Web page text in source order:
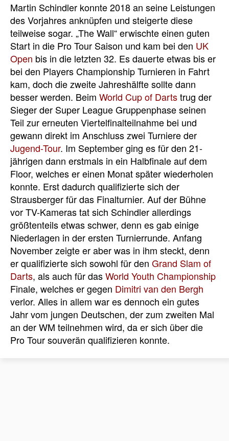
Martin Schindler konnte 2018 an seine Leistungen
des Vorjahres anknüpfen und steigerte diese
teilweise sogar. „The Wall“ erwischte einen guten
Start in die Pro Tour Saison und kam bei den UK
Open bis in die letzten 32. Es dauerte etwas bis er
bei den Players Championship Turnieren in Fahrt
kam, doch die zweite Jahreshälfte sollte dann
besser werden. Beim World Cup of Dartstrug der
Sieger der Super League Gruppenphase seinen
Teil zur erneuten Viertelfinalteilnahme bei und
gewann direkt im Anschluss zwei Turniere der
Jugend-Tour. Im September ging es für den 21-
jährigen dann erstmals in ein Halbfinale auf dem
Floor, welches er einen Monat später wiederholen
konnte. Erst dadurch qualifizierte sich der
Strausberger für das Finalturnier. Auf der Bühne
vor TV-Kameras tat sich Schindler allerdings
größtenteils etwas schwer, denn es gab einige
Niederlagen in der ersten Turnierrunde. Anfang
November zeigte er aber was in ihm steckt, denn
er qualifizierte sich sowohl für den Grand Slam of
Darts, als auch für dasWorld Youth Championship
Finale, welches er gegen Dimitri van den Bergh
verlor. Alles in allem war es dennoch ein gutes
Jahr vom jungen Deutschen, der zum zweiten Mal
an der WM teilnehmen wird, da er sich über die
Pro Tour souverän qualifizieren konnte.